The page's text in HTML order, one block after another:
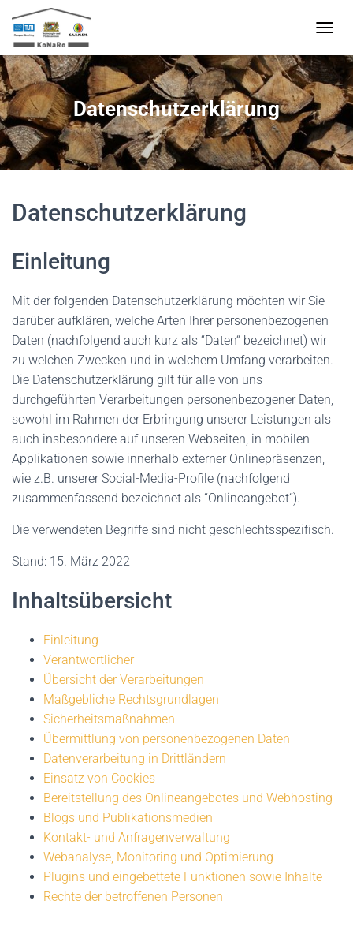
A
V
I
G
A
T
I
O
N
Datenschutzerklärung
Datenschutzerklärung
Einleitung
Mit der folgenden Datenschutzerklärung möchten wir Sie
darüber aufklären, welche Arten Ihrer personenbezogenen
Daten (nachfolgend auch kurz als “Daten“ bezeichnet) wir
zu welchen Zwecken und in welchem Umfang verarbeiten.
Die Datenschutzerklärung gilt für alle von uns
durchgeführten Verarbeitungen personenbezogener Daten,
sowohl im Rahmen der Erbringung unserer Leistungen als
auch insbesondere auf unseren Webseiten, in mobilen
Applikationen sowie innerhalb externer Onlinepräsenzen,
wie z.B. unserer Social-Media-Profile (nachfolgend
zusammenfassend bezeichnet als “Onlineangebot“).
Die verwendeten Begriffe sind nicht geschlechtsspezifisch.
Stand: 15. März 2022
Inhaltsübersicht
Einleitung
Verantwortlicher
Übersicht der Verarbeitungen
Maßgebliche Rechtsgrundlagen
Sicherheitsmaßnahmen
Übermittlung von personenbezogenen Daten
Datenverarbeitung in Drittländern
Einsatz von Cookies
Bereitstellung des Onlineangebotes und Webhosting
Blogs und Publikationsmedien
Kontakt- und Anfragenverwaltung
Webanalyse, Monitoring und Optimierung
Plugins und eingebettete Funktionen sowie Inhalte
Rechte der betroffenen Personen